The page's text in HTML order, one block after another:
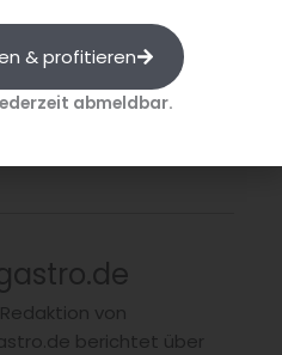
für Landwirtschaft und
Ernährung (BLE)
von
berichtet über
& profitieren
abmeldbar.